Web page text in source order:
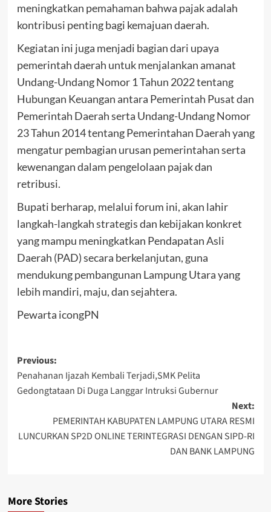
meningkatkan pemahaman bahwa pajak adalah
kontribusi penting bagi kemajuan daerah.
Kegiatan ini juga menjadi bagian dari upaya
pemerintah daerah untuk menjalankan amanat
Undang-Undang Nomor 1 Tahun 2022 tentang
Hubungan Keuangan antara Pemerintah Pusat dan
Pemerintah Daerah serta Undang-Undang Nomor
23 Tahun 2014 tentang Pemerintahan Daerah yang
mengatur pembagian urusan pemerintahan serta
kewenangan dalam pengelolaan pajak dan
retribusi.
Bupati berharap, melalui forum ini, akan lahir
langkah-langkah strategis dan kebijakan konkret
yang mampu meningkatkan Pendapatan Asli
Daerah (PAD) secara berkelanjutan, guna
mendukung pembangunan Lampung Utara yang
lebih mandiri, maju, dan sejahtera.
Pewarta icongPN
Post
navigation
Previous:
Penahanan Ijazah Kembali Terjadi,SMK Pelita
Gedongtataan Di Duga Langgar Intruksi Gubernur
Next:
PEMERINTAH KABUPATEN LAMPUNG UTARA RESMI
LUNCURKAN SP2D ONLINE TERINTEGRASI DENGAN SIPD-RI
DAN BANK LAMPUNG
More Stories